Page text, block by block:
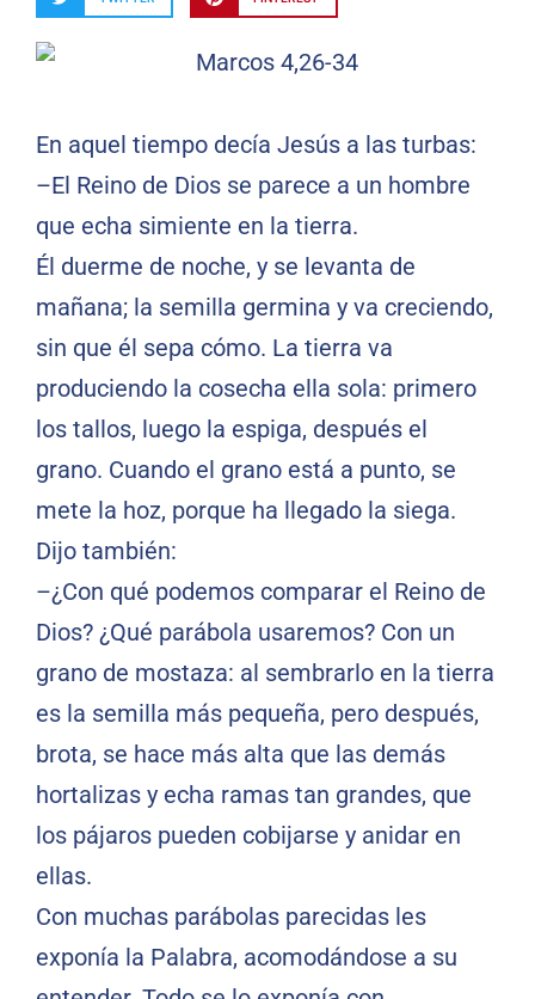
En aquel tiempo decía Jesús a las turbas:
–El Reino de Dios se parece a un hombre
que echa simiente en la tierra.
Él duerme de noche, y se levanta de
mañana; la semilla germina y va creciendo,
sin que él sepa cómo. La tierra va
produciendo la cosecha ella sola: primero
los tallos, luego la espiga, después el
grano. Cuando el grano está a punto, se
mete la hoz, porque ha llegado la siega.
Dijo también:
–¿Con qué podemos comparar el Reino de
Dios? ¿Qué parábola usaremos? Con un
grano de mostaza: al sembrarlo en la tierra
es la semilla más pequeña, pero después,
brota, se hace más alta que las demás
hortalizas y echa ramas tan grandes, que
los pájaros pueden cobijarse y anidar en
ellas.
Con muchas parábolas parecidas les
exponía la Palabra, acomodándose a su